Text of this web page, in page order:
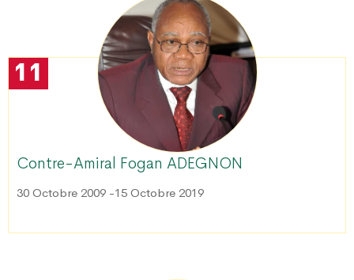
PROPRE » : LE DAGL SUPPRIME UN DÉPOTOIR SAUVAGE DANS LA
DU PEUL III : DES ÉQUIPEMENTS SPORTIFS OFFERTS AUX COMMUNES DU
11
Contre-Amiral Fogan ADEGNON
30 Octobre 2009 -15 Octobre 2019